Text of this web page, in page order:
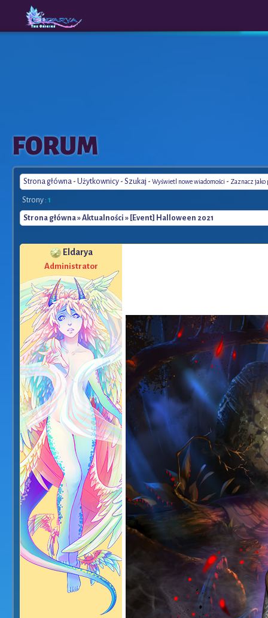
The
Origins
FORUM
Strona główna - Użytkownicy - Szukaj - Wyświetl nowe wiadomości - Zaznacz jako
Strony : 1
Strona główna»Aktualności » [Event] Halloween 2021
Eldarya
Administrator